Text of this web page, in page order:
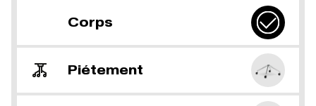
Corps
Piétement